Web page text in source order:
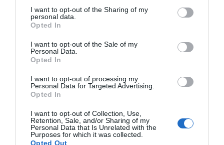
not limited to your visit or usage behaviour. You may click to
grant or deny consent to Google and its third-party tags to
use your data for below specified purposes in below Google
consent section.
I want to opt-out of the Sharing of my
personal data.
Opted In
I want to opt-out of the Sale of my
Personal Data.
Opted In
I want to opt-out of processing my
Personal Data for Targeted Advertising.
Opted In
I want to opt-out of Collection, Use,
Retention, Sale, and/or Sharing of my
Personal Data that Is Unrelated with the
Purposes for which it was collected.
Opted Out
LIFESTYLE
Στυλιάνα Αβερκίου: Στιγμές αγωνίας στο
Ντουμπάι για τη σύντροφο του Φειδία
Παναγιώτου (βίντεο)